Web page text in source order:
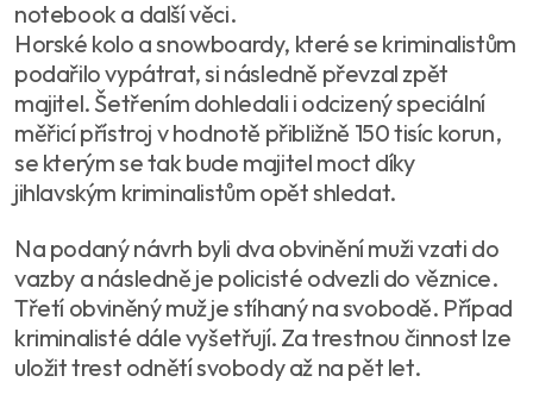
notebook a další věci.
Horské kolo a snowboardy, které se kriminalistům
podařilo vypátrat, si následně převzal zpět
majitel. Šetřením dohledali i odcizený speciální
měřicí přístroj v hodnotě přibližně 150 tisíc korun,
se kterým se tak bude majitel moct díky
jihlavským kriminalistům opět shledat.
Na podaný návrh byli dva obvinění muži vzati do
vazby a následně je policisté odvezli do věznice.
Třetí obviněný muž je stíhaný na svobodě. Případ
kriminalisté dále vyšetřují. Za trestnou činnost lze
uložit trest odnětí svobody až na pět let.